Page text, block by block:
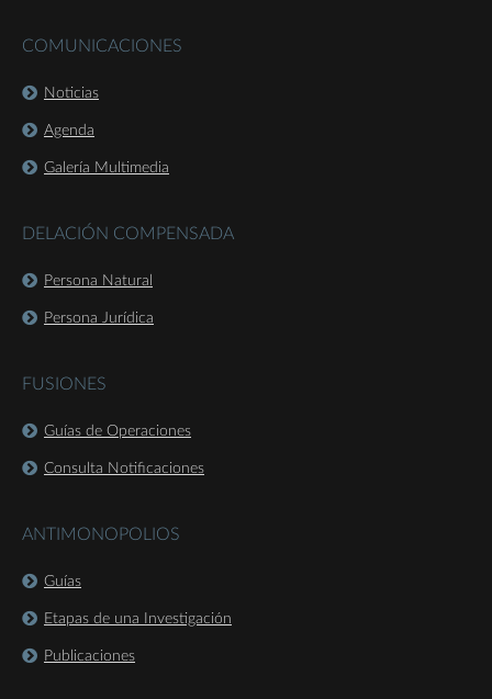
COMUNICACIONES
Noticias
Agenda
Galería Multimedia
DELACIÓN COMPENSADA
Persona Natural
Persona Jurídica
FUSIONES
Guías de Operaciones
Consulta Notificaciones
ANTIMONOPOLIOS
Guías
Etapas de una Investigación
Publicaciones